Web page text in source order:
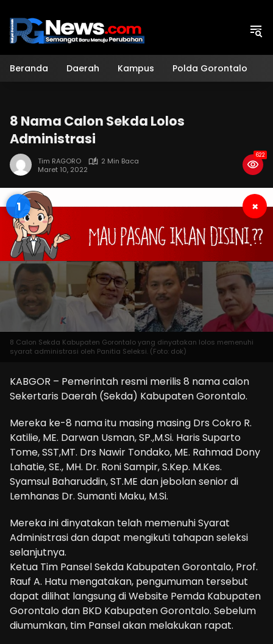
konten
Beranda Daerah Kampus Polda Gorontalo
8 Nama Calon Sekda Lolos
Administrasi
Tim RAGORO
2 Min Baca
Maret 10, 2022
622
0 ×
8 Calon Sekda Kabupaten Gorontalo yang dinyatakan lolos memenuhi
syarat administrasi oleh Panitia Seleksi. (Foto: dok)
KABGOR – Pemerintah resmi merilis 8 nama calon
Sekertaris Daerah (Sekda) Kabupaten Gorontalo.
Mereka ke-8 nama itu masing masing Drs Cokro R.
Katilie, ME. Darwan Usman, SP.,M.Si. Haris Suparto
Tome, SST,MT. Drs Nawir Tondako, ME. Rahmad Dony
Lahatie, SE., MH. Dr. Roni Sampir, S.Kep. M.Kes.
Syamsul Baharuddin, ST.ME dan jebolan senior di
Lemhanas Dr. Sumanti Maku, M.Si.
Mereka ini dinyatakan telah memenuhi Syarat
Administrasi dan dapat mengikuti tahapan seleksi
selanjutnya.
Ketua Tim Pansel Sekda Kabupaten Gorontalo, Prof.
Rauf A. Hatu mengatakan, pengumuman tersebut
dapat dilihat langsung di Website Pemda Kabupaten
Gorontalo dan BKD Kabupaten Gorontalo. Sebelum
diumumkan, tim Pansel akan melakukan rapat.